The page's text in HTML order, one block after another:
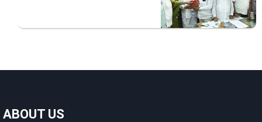
ABOUT US